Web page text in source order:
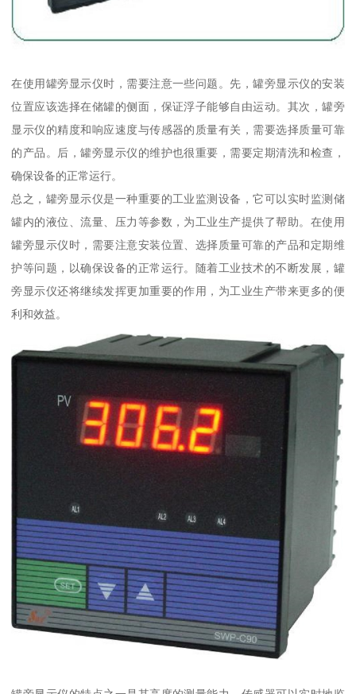
在使用罐旁显示仪时，需要注意一些问题。先，罐旁显示仪的安装
位置应该选择在储罐的侧面，保证浮子能够自由运动。其次，罐旁
显示仪的精度和响应速度与传感器的质量有关，需要选择质量可靠
的产品。后，罐旁显示仪的维护也很重要，需要定期清洗和检查，
确保设备的正常运行。
总之，罐旁显示仪是一种重要的工业监测设备，它可以实时监测储
罐内的液位、流量、压力等参数，为工业生产提供了帮助。在使用
罐旁显示仪时，需要注意安装位置、选择质量可靠的产品和定期维
护等问题，以确保设备的正常运行。随着工业技术的不断发展，罐
旁显示仪还将继续发挥更加重要的作用，为工业生产带来更多的便
利和效益。